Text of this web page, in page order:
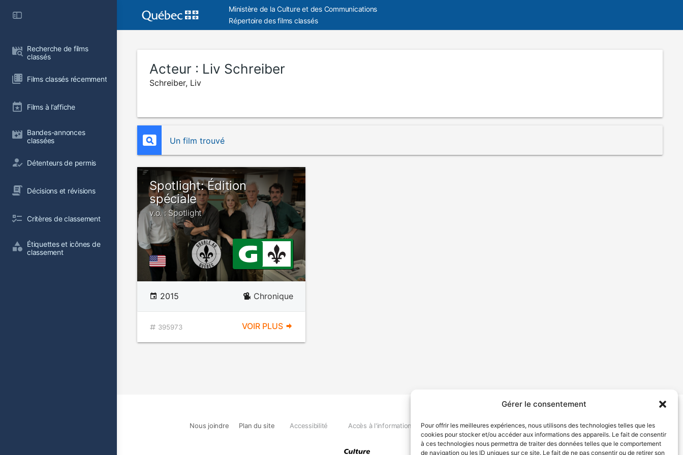
Gérer le consentement
Pour offrir les meilleures expériences, nous utilisons des technologies telles que les
cookies pour stocker et/ou accéder aux informations des appareils. Le fait de consentir
à ces technologies nous permettra de traiter des données telles que le comportement
de navigation ou les ID uniques sur ce site. Le fait de ne pas consentir ou de retirer son
Recherche de films
classés
Films classés récemment
Films à l’affiche
Bandes-annonces
classées
Détenteurs de permis
Décisions et révisions
Critères de classement
Étiquettes et icônes de
classement
Ministère de la Culture et des Communications
Répertoire des films classés
Acteur : Liv Schreiber
Schreiber, Liv
Un film trouvé
Spotlight: Édition
spéciale
v.o. : Spotlight
2015 Chronique
395973 VOIR PLUS
Nous joindre Plan du site Accessibilité Accès à l'information Déclaration de services Politique de confidentialité